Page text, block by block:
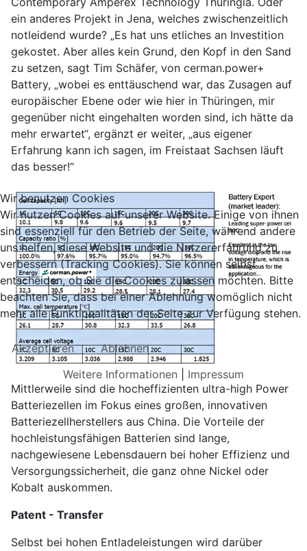
ein anderes Projekt in Jena, welches zwischenzeitlich
notleidend wurde? „Es hat uns etliches an Investition
gekostet. Aber alles kein Grund, den Kopf in den Sand
zu setzen, sagt Tim Schäfer, von cerman.power+
Battery, „wobei es enttäuschend war, das Zusagen auf
europäischer Ebene oder wie hier in Thüringen, mir
gegenüber nicht eingehalten worden sind, ich hätte da
mehr erwartet“, ergänzt er weiter, „aus eigener
Erfahrung kann ich sagen, im Freistaat Sachsen läuft
das besser!“
Mittlerweile sind die hocheffizienten ultra-high Power
Batteriezellen im Fokus eines großen, innovativen
Batteriezellherstellers aus China. Die Vorteile der
hochleistungsfähigen Batterien sind lange,
nachgewiesene Lebensdauern bei hoher Effizienz und
Versorgungssicherheit, die ganz ohne Nickel oder
Kobalt auskommen.
Patent - Transfer
Selbst bei hohen Entladeleistungen wird darüber
Wir benutzen Cookies
Wir nutzen Cookies auf unserer Website. Einige von ihnen
sind essenziell für den Betrieb der Seite, während andere
uns helfen, diese Website und die Nutzererfahrung zu
verbessern (Tracking Cookies). Sie können selbst
entscheiden, ob Sie die Cookies zulassen möchten. Bitte
beachten Sie, dass bei einer Ablehnung womöglich nicht
mehr alle Funktionalitäten der Seite zur Verfügung stehen.
Akzeptieren
Ablehnen
Weitere Informationen
Impressum